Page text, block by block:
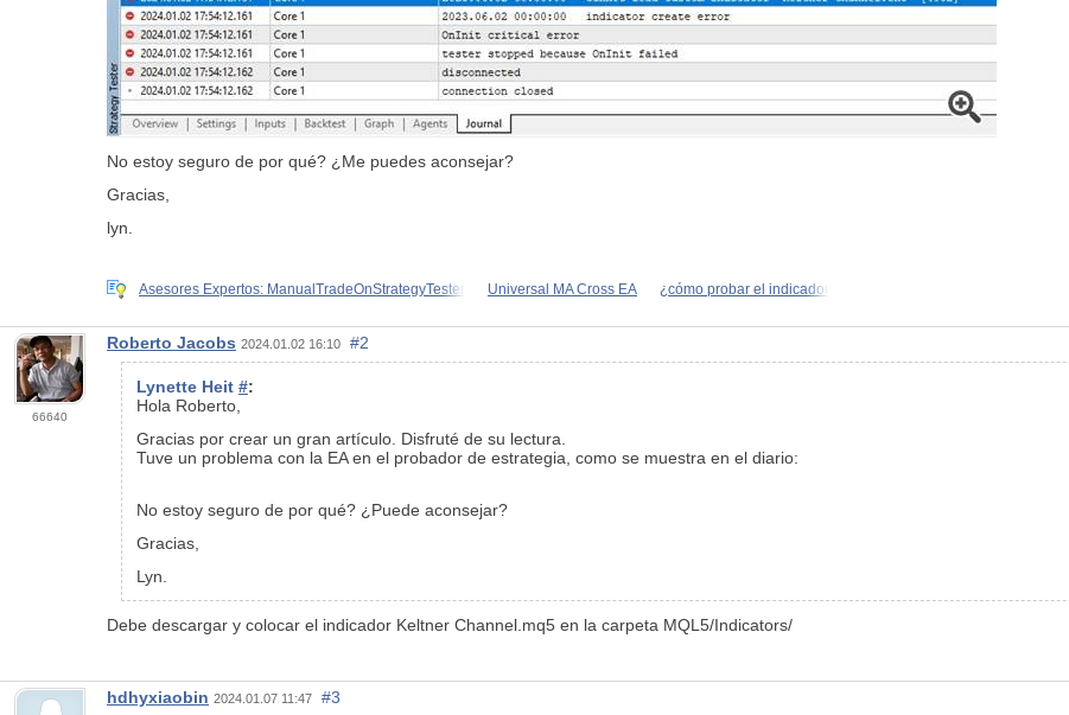
No estoy seguro de por qué? ¿Me puedes aconsejar?
Gracias,
lyn.
Asesores Expertos: ManualTradeOnStrategyTester Universal MA Cross EA ¿cómo probar el indicador
66640
Roberto Jacobs 2024.01.02 16:10 #2
Lynette Heit #:
Hola Roberto,
Gracias por crear un gran artículo. Disfruté de su lectura.
Tuve un problema con la EA en el probador de estrategia, como se muestra en el diario:
No estoy seguro de por qué? ¿Puede aconsejar?
Gracias,
Lyn.
Debe descargar y colocar el indicador Keltner Channel.mq5 en la carpeta MQL5/Indicators/
hdhyxiaobin 2024.01.07 11:47
#3